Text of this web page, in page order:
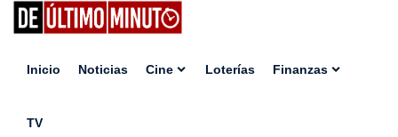
Inicio Noticias Cine Loterías Finanzas
TV